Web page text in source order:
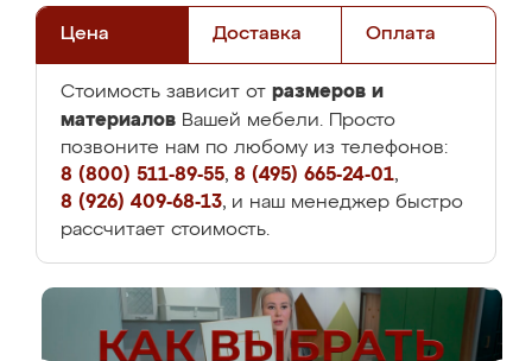
Цена Доставка Оплата
Стоимость зависит от размеров и
материалов Вашей мебели. Просто
позвоните нам по любому из телефонов:
8 (800) 511-89-55, 8 (495) 665-24-01,
8 (926) 409-68-13, и наш менеджер быстро
рассчитает стоимость.